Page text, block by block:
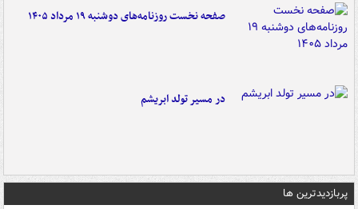
صفحه نخست روزنامه‌های دوشنبه ۱۹ مرداد ۱۴۰۵
در مسیر تولد ابریشم
پربازدیدترین ها